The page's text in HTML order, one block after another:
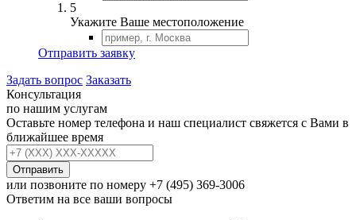
5
Укажите Ваше местоположение
Отправить заявку
Задать вопрос Заказать
Консультация
по нашим услугам
Оставьте номер телефона и наш специалист свяжется с Вами в
ближайшее время
Отправить
или позвоните по номеру +7 (495) 369-3006
Ответим на все ваши вопросы